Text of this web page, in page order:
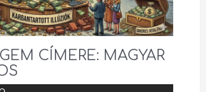
CÍMERE: MAGYAR